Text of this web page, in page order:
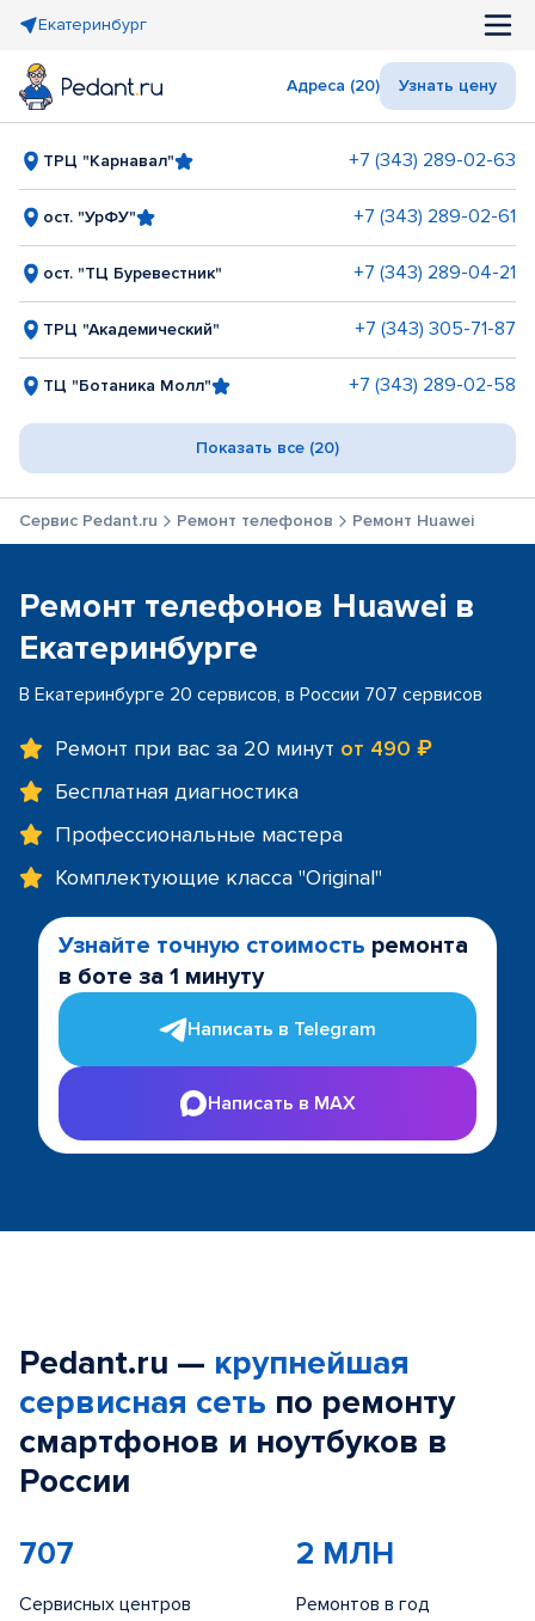
Екатеринбург
Адреса (20) Узнать цену
ТРЦ "Карнавал" +7 (343) 289-02-63
ост. "УрФУ" +7 (343) 289-02-61
ост. "ТЦ Буревестник" +7 (343) 289-04-21
ТРЦ "Академический" +7 (343) 305-71-87
ТЦ "Ботаника Молл" +7 (343) 289-02-58
Показать все (20)
Сервис Pedant.ru Ремонт телефонов Ремонт Huawei
Ремонт телефонов Huawei в
Екатеринбурге
В Екатеринбурге 20 сервисов, в России 707 сервисов
Ремонт при вас за 20 минут от 490 ₽
Бесплатная диагностика
Профессиональные мастера
Комплектующие класса "Original"
Узнайте точную стоимость ремонта
в боте за 1 минуту
Написать в Telegram
Написать в MAX
Pedant.ru — крупнейшая
сервисная сеть по ремонту
смартфонов и ноутбуков в
России
707
Сервисных центров
2 МЛН
Ремонтов в год